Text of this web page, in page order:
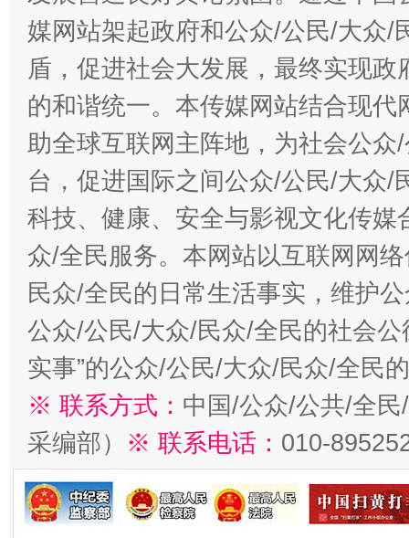
媒网站架起政府和公众/公民/大众/
盾，促进社会大发展，最终实现
的和谐统一。本传媒网站结合现
助全球互联网主阵地，为社会公
台，促进国际之间公众/公民/大众/
科技、健康、安全与影视文化传
众/全民服务。本网站以互联网网
民众/全民的日常生活事实，维护
公众/公民/大众/民众/全民的社会公
实事”的公众/公民/大众/民众/全民
※ 联系方式： 中国/公众/公共/全
采编部） ※ 联系电话： 010-